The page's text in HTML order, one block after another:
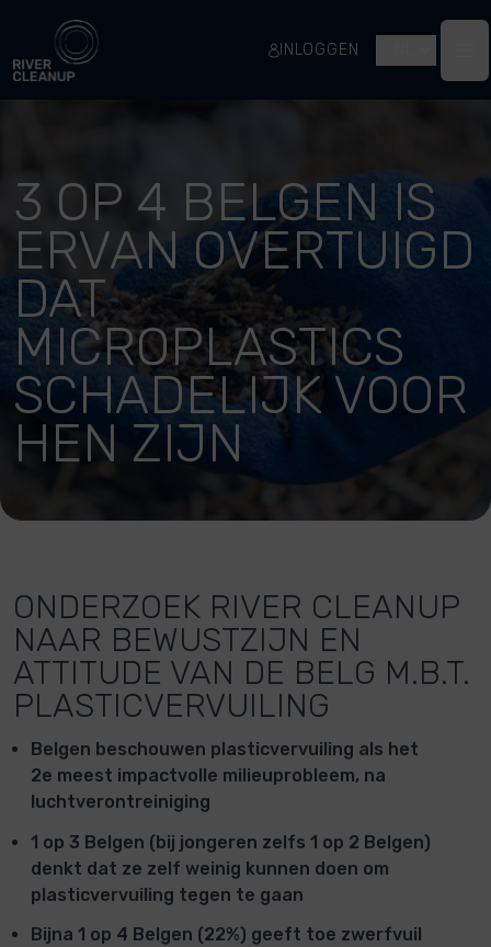
River Cleanup
INLOGGEN
3 OP 4 BELGEN IS
ERVAN OVERTUIGD
DAT
MICROPLASTICS
SCHADELIJK VOOR
HEN ZIJN
ONDERZOEK RIVER CLEANUP
NAAR BEWUSTZIJN EN
ATTITUDE VAN DE BELG M.B.T.
PLASTICVERVUILING
Belgen beschouwen plasticvervuiling als het
2e meest impactvolle milieuprobleem, na
luchtverontreiniging
1 op 3 Belgen (bij jongeren zelfs 1 op 2 Belgen)
denkt dat ze zelf weinig kunnen doen om
plasticvervuiling tegen te gaan ​
Bijna 1 op 4 Belgen (22%) geeft toe zwerfvuil